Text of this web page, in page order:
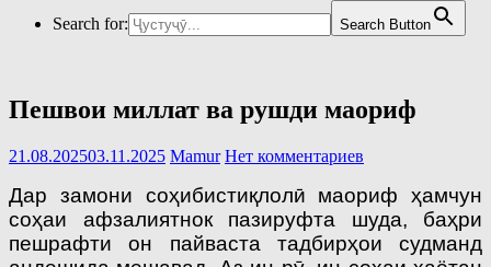
Search for:
Search Button
Пешвои миллат ва рушди маориф
21.08.202503.11.2025 Mamur Нет комментариев
Дар замони соҳибистиқлолӣ маориф ҳамчун
соҳаи афзалиятнок пазируфта шуда, баҳри
пешрафти он пайваста тадбирҳои судманд